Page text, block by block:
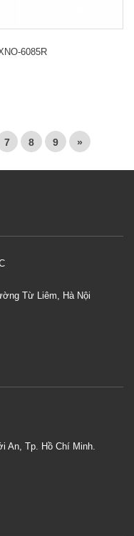
6085R
7 8 9 »
Từ Liêm, Hà Nội
An, Tp. Hồ Chí Minh.